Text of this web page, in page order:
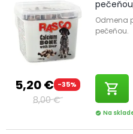
5,20 € -35%
8,00 €
Odmena
pečeňou.
shopping_cart
check_circle Na